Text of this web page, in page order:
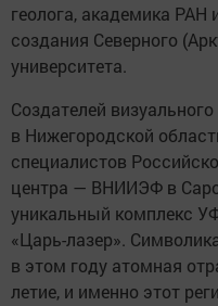
геолога, академика РАН
создания Северного
университета.
Создателей
в Нижегородской
специалистов
центра — ВНИИЭФ в
уникальный комплекс
«Царь-лазер».
в этом году атомная
летие, и именно этот